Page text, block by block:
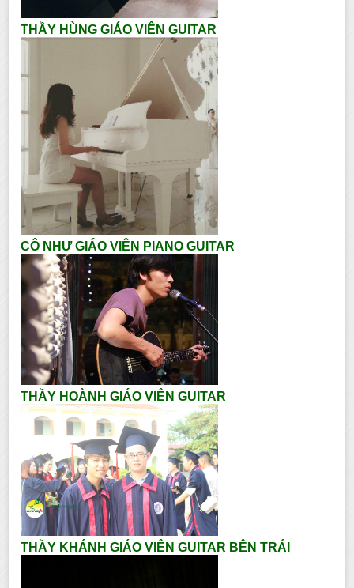
THẦY HÙNG GIÁO VIÊN GUITAR
CÔ NHƯ GIÁO VIÊN PIANO GUITAR
THẦY HOÀNH GIÁO VIÊN GUITAR
THẦY KHÁNH GIÁO VIÊN GUITAR BÊN TRÁI